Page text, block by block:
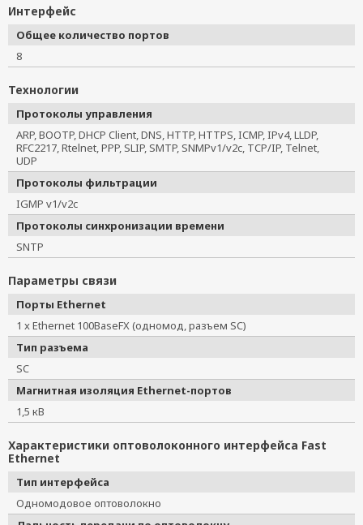
Интерфейс
Общее количество портов
8
Технологии
Протоколы управления
ARP, BOOTP, DHCP Client, DNS, HTTP, HTTPS, ICMP, IPv4, LLDP,
RFC2217, Rtelnet, PPP, SLIP, SMTP, SNMPv1/v2c, TCP/IP, Telnet,
UDP
Протоколы фильтрации
IGMP v1/v2c
Протоколы синхронизации времени
SNTP
Параметры связи
Порты Ethernet
1 x Ethernet 100BaseFX (одномод, разъем SC)
Тип разъема
SC
Магнитная изоляция Ethernet-портов
1,5 кВ
Характеристики оптоволоконного интерфейса Fast
Ethernet
Тип интерфейса
Одномодовое оптоволокно